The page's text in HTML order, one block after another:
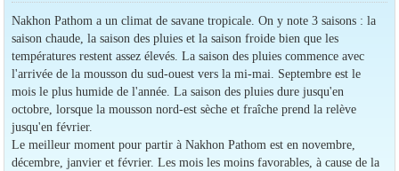
Nakhon Pathom a un climat de savane tropicale. On y note 3 saisons : la
saison chaude, la saison des pluies et la saison froide bien que les
températures restent assez élevés. La saison des pluies commence avec
l'arrivée de la mousson du sud-ouest vers la mi-mai. Septembre est le
mois le plus humide de l'année. La saison des pluies dure jusqu'en
octobre, lorsque la mousson nord-est sèche et fraîche prend la relève
jusqu'en février.
Le meilleur moment pour partir à Nakhon Pathom est en novembre,
décembre, janvier et février. Les mois les moins favorables, à cause de la